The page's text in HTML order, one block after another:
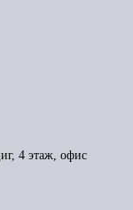
4 этаж, офис